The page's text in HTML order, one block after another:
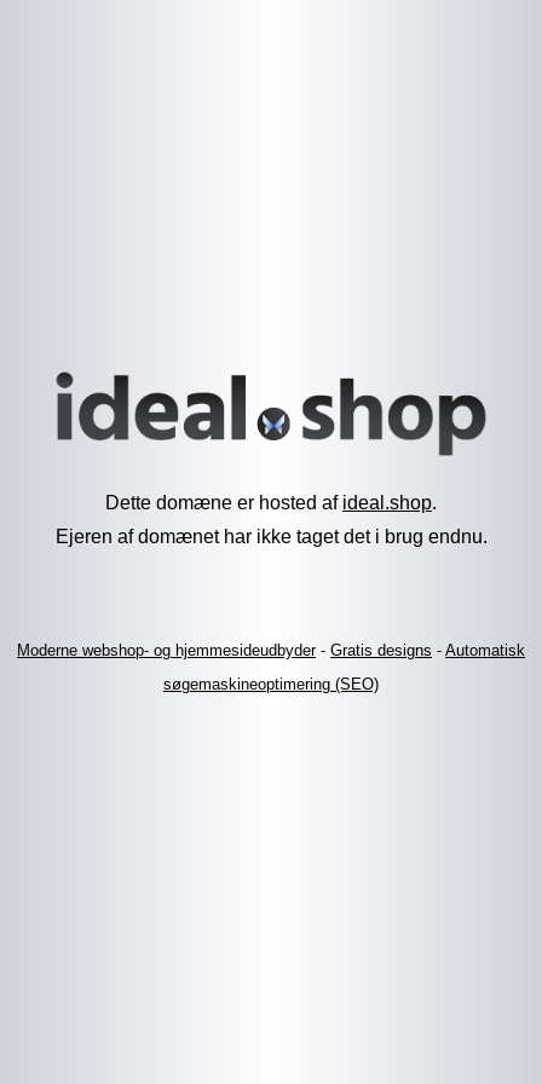
Dette domæne er hosted af ideal.shop.
Ejeren af domænet har ikke taget det i brug endnu.
Moderne webshop- og hjemmesideudbyder- Gratis designs - Automatisk
søgemaskineoptimering (SEO)